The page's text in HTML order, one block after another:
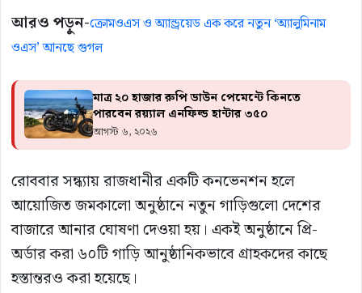
আরও পড়ুন-ক্রোমওএস ও অ্যান্ড্রয়েড এক করে নতুন ‘অ্যালুমিনাম
ওএস’ আনছে গুগল
মাত্র ২০ হাজার রুপি ডাউন পেমেন্টে কিনতে
পারবেন রয়্যাল এনফিল্ড হান্টার ৩৫০
আগস্ট ৬, ২০২৬
রোববার সন্ধ্যায় রাজধানীর একটি কনভেনশন হলে
আয়োজিত জমকালো অনুষ্ঠানে নতুন গাড়িগুলো দেশের
বাজারে আনার ঘোষণা দেওয়া হয়। একই অনুষ্ঠানে প্রি-
অর্ডার করা ৬০টি গাড়ি আনুষ্ঠানিকভাবে গ্রাহকদের কাছে
হস্তান্তরও করা হয়েছে।